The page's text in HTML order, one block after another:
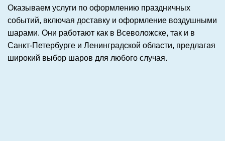
Оказываем услуги по оформлению праздничных
событий, включая доставку и оформление воздушными
шарами. Они работают как в Всеволожске, так и в
Санкт-Петербурге и Ленинградской области, предлагая
широкий выбор шаров для любого случая.